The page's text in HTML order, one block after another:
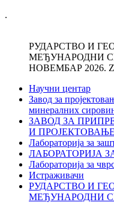
.
РУДАРСТВО И
МЕЂУНАРОДНИ
НОВЕМБАР 2026.
Научни центар
Завод за
минералних
ЗАВОД ЗА
И ПРОЈЕКТОВАЊЕ
Лабораторија за
ЛАБОРАТОРИЈА
Лабораторија за
Истраживачи
РУДАРСТВО И
МЕЂУНАРОДНИ